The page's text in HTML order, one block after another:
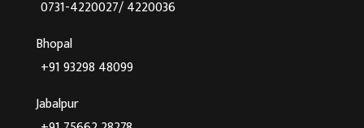
0731-4220027/ 4220036
Bhopal
+91 93298 48099
Jabalpur